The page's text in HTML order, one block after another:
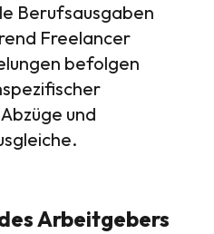
Berufsausgaben
Freelancer
befolgen
und
Arbeitgebers